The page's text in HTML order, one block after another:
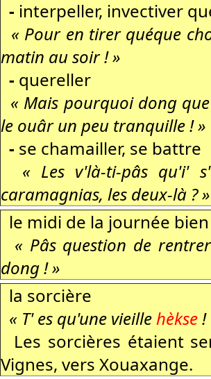
- interpeller, invectiver
« Pour en tirer quéque
matin au soir ! »
- quereller
« Mais pourquoi dong
le ouâr un peu tranquille ! »
- se chamailler, se battre
« Les v'là-ti-pâs qu'i'
caramagnias, les deux-là ? »
le midi de la journée
« Pâs question de
dong ! »
la sorcière
« T' es qu'une vieille hèkse!
Les sorcières étaient
Vignes, vers Xouaxange.